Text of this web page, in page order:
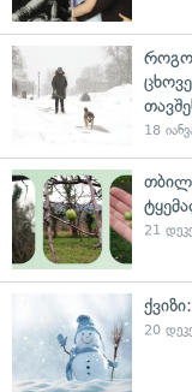
18
21
20